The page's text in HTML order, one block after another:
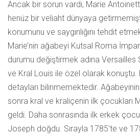
Ancak bir sorun vardı, Marie
henüz bir veliaht dünyaya
konumunu ve saygınlığını tehdit
Marie’nin ağabeyi Kutsal Roma
durumu değiştirmek adına Versailles
ve Kral Louis ile özel olarak konuştu.
detayları bilinmemektedir.
sonra kral ve kraliçenin ilk çocukları
geldi. Daha sonrasında ilk erkek
Joseph doğdu. Sırayla 1785’te ve